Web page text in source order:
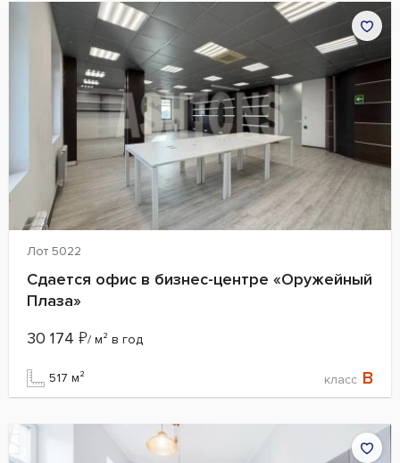
Лот 5022
Сдается офис в бизнес-центре «Оружейный
Плаза»
30 174 ₽/ м² в год
517 м² класс B